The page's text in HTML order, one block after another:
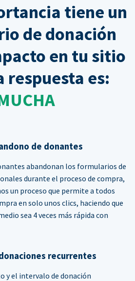
tiene un
de donación
en tu sitio
respuesta es:
de donantes
abandonan los formularios de
durante el proceso de compra,
un proceso que permite a todos
en solo unos clics, haciendo que
sea 4 veces más rápida con
recurrentes
y el intervalo de donación